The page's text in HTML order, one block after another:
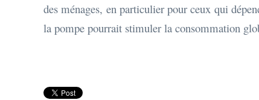
des ménages, en particulier pour ceux qui
la pompe pourrait stimuler la consommation